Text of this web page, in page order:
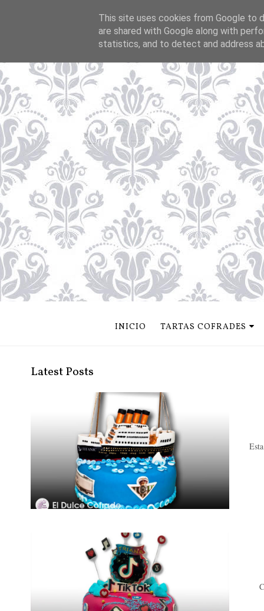
INICIO TARTAS COFRADES
Latest Posts
This site uses cookies from Google to
are shared with Google along with
statistics, and to detect and address